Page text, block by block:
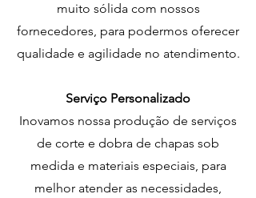
muito sólida com nossos
fornecedores, para podermos oferecer
qualidade e agilidade no atendimento.
Serviço Personalizado
Inovamos nossa produção de serviços
de corte e dobra de chapas sob
medida e materiais especiais, para
melhor atender as necessidades,